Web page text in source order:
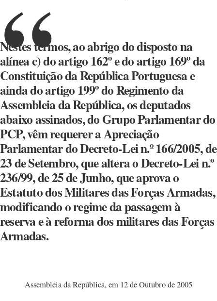
Nestes termos, ao abrigo do disposto na
alínea c) do artigo 162º e do artigo 169º da
Constituição da República Portuguesa e
ainda do artigo 199º do Regimento da
Assembleia da República, os deputados
abaixo assinados, do Grupo Parlamentar do
PCP, vêm requerer a Apreciação
Parlamentar do Decreto-Lei n.º 166/2005, de
23 de Setembro, que altera o Decreto-Lei n.º
236/99, de 25 de Junho, que aprova o
Estatuto dos Militares das Forças Armadas,
modificando o regime da passagem à
reserva e à reforma dos militares das Forças
Armadas.
Assembleia da República, em 12 de Outubro de 2005